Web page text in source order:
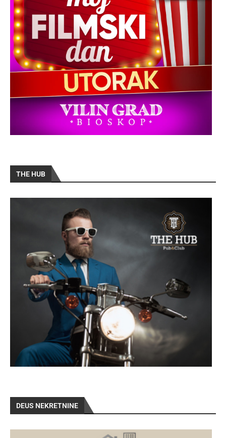
THE HUB
DEUS NEKRETNINE